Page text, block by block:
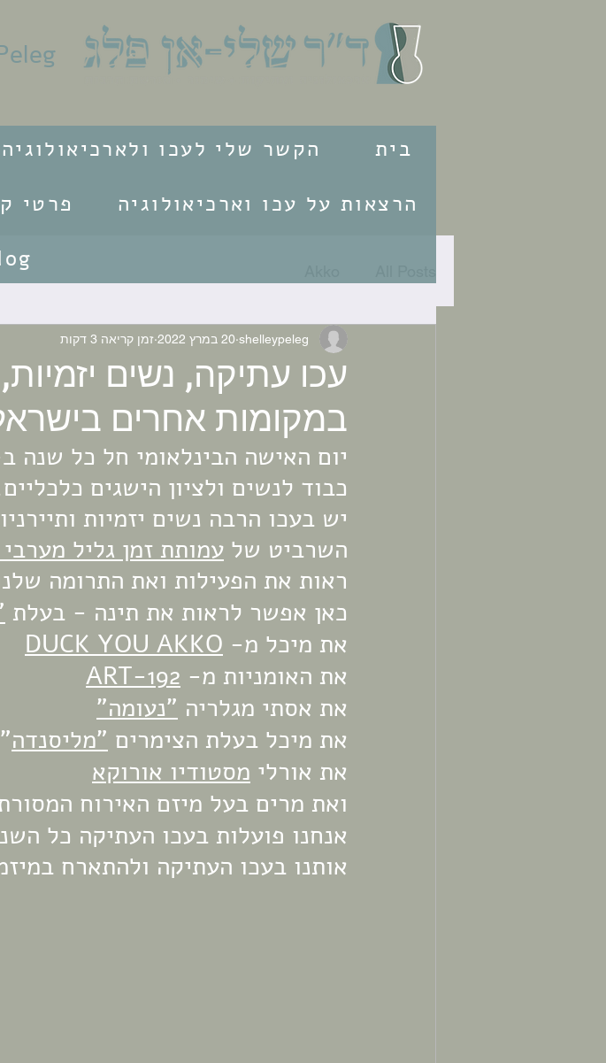
בית הקשר שלי לעכו ולארכיאולוגיה
הרצאות על עכו וארכיאולוגיה
פרטי
עכו עתיקה, נשים
במקומות אחרים
shelleypeleg 20 במרץ 2022 זמן קריאה 3 דקות
כבוד לנשים ולציון הישגים
יש בעכו הרבה נשים יזמיות
השרביט של עמותת זמן גליל מערבי
ראות את הפעילות ואת התרומה
כאן אפשר לראות את תינה - בעלת
את מיכל מ- DUCK YOU AKKO
את האומניות מ- ART-192
את אסתי מגלריה "נעומה"
את מיכל בעלת הצימרים "מליסנדה"
את אורלי מסטודיו אורוקא
ואת מרים בעל מיזם האירוח
אנחנו פועלות בעכו העתיקה כל
אותנו בעכו העתיקה ולהתארח